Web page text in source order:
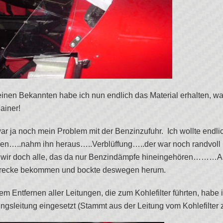
Bekannten habe ich nun endlich das Material erhalten,
ja noch mein Problem mit der Benzinzufuhr. Ich wollte
ihn heraus…..Verblüffung…..der war noch randvoll
doch alle, das da nur Benzindämpfe
bekommen und bockte deswegen herum.
Entfernen aller Leitungen, die zum Kohlefilter führten,
eingesetzt (Stammt aus der Leitung vom Kohlefilter